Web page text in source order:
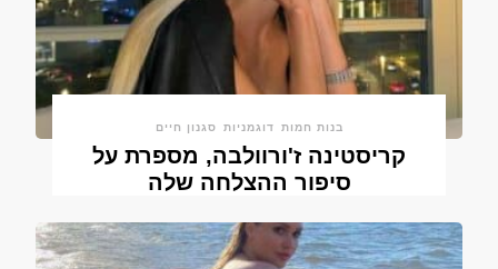
בנות חמות דוגמניות סגנון חיים
קריסטינה ז'ורוולבה, מספרת על
סיפור ההצלחה שלה